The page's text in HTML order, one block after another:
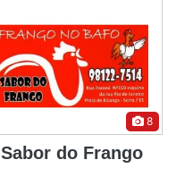
8
Sabor do Frango